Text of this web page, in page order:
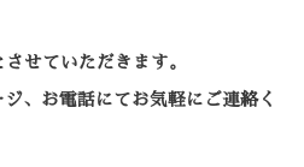
せていただきます。
、お電話にてお気軽にご連絡く